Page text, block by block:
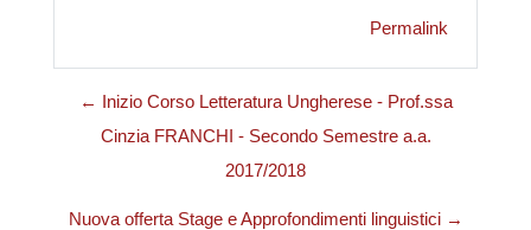
Permalink
← Inizio Corso Letteratura Ungherese - Prof.ssa
Cinzia FRANCHI - Secondo Semestre a.a.
2017/2018
Nuova offerta Stage e Approfondimenti linguistici →